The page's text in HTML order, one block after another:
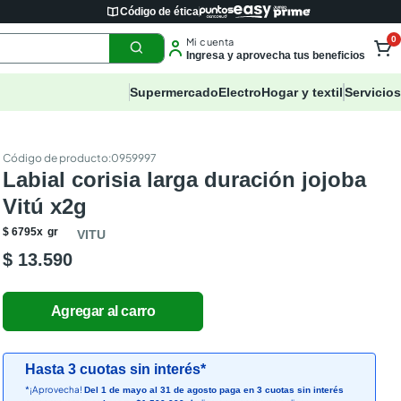
Código de ética
Mi cuenta
Ingresa y aprovecha tus beneficios
0
SupermercadoElectroHogar y textilServicios
:0959997
Labial corisia larga duración jojoba
Vitú x2g
$ 6795x gr VITU
$ 13.590
Hasta 3 cuotas sin interés*
*¡Aprovecha!Del 1 de mayo al 31 de agosto paga en 3 cuotas sin interés